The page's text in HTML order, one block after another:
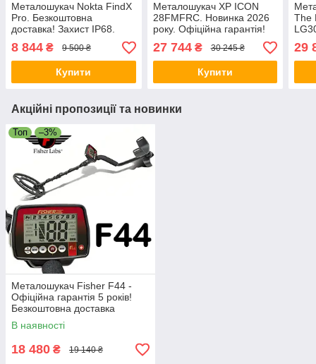
Металошукач Nokta FindX
Pro. Безкоштовна
доставка! Захист IP68.
Акумулятор. + Подарунки!
Офіційна гарантія 2 роки
8 844 ₴ 9 500 ₴
Купити
Металошукач XP ICON
28FMFRC. Новинка 2026
року. Офіційна гарантія!
IP68. Технологія FMF.
Безкоштовна доставка
27 744₴ 30 245 ₴
Купити
The
29
Акційні пропозиції та новинки
Топ –3%
Металошукач Fisher F44 -
Офіційна гарантія 5 років!
Безкоштовна доставка
В наявності
18 480 ₴ 19 140 ₴